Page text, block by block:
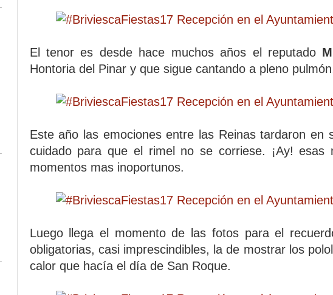
El tenor es desde hace muchos años el reputado
Hontoria del Pinar y que sigue cantando a pleno
Este año las emociones entre las Reinas tardaron
cuidado para que el rimel no se corriese. ¡Ay!
momentos mas inoportunos.
Luego llega el momento de las fotos para el
obligatorias, casi imprescindibles, la de mostrar los
calor que hacía el día de San Roque.